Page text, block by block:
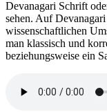
Devanagari Schrift
sehen. Auf
wissenschaftlichen
man klassisch und
beziehungsweise ein